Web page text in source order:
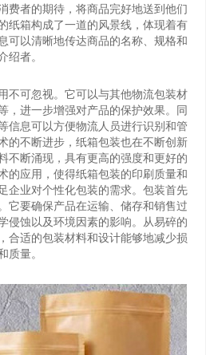
费者的期待，将商品完好地送到他们
纸箱构成了一道的风景线，体现着有
可以清晰地传达商品的名称、规格和
绍者。
不可忽视。它可以与其他物流包装材
，进一步增强对产品的保护效果。同
信息可以方便物流人员进行识别和管
的不断进步，纸箱包装也在不断创新
不断涌现，具有更高的强度和更好的
的应用，使得纸箱包装的印刷质量和
企业对个性化包装的需求。包装首先
它要确保产品在运输、储存和销售过
侵蚀以及环境因素的影响。从易碎的
合适的包装材料和设计能够地减少损
质量。